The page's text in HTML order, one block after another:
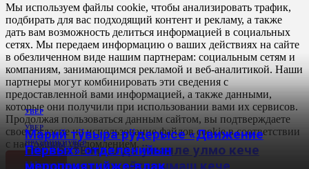
УВЕР
Еш, йӧратымаш да ӱшанле улмо кече
ПРАЗДНИКИУВЕР
УВЕР
Марий тӱвыра рӱдерысе «Движение
Первых» отделенийын
Мы используем файлы cookie, чтобы анализировать трафик,
подбирать для вас подходящий контент и рекламу, а также
дать вам возможность делиться информацией в социальных
сетях. Мы передаем информацию о ваших действиях на сайте
в обезличенном виде нашим партнерам: социальным сетям и
компаниям, занимающимся рекламой и веб-аналитикой. Наши
партнеры могут комбинировать эти сведения с
предоставленной вами информацией, а также данными,
которые они получили при использовании вами их сервисов.
Продолжая пользоваться данным сайтом, вы подтверждаете
свое согласие на использование файлов cookie в соответствии
с настоящим уведомлением.